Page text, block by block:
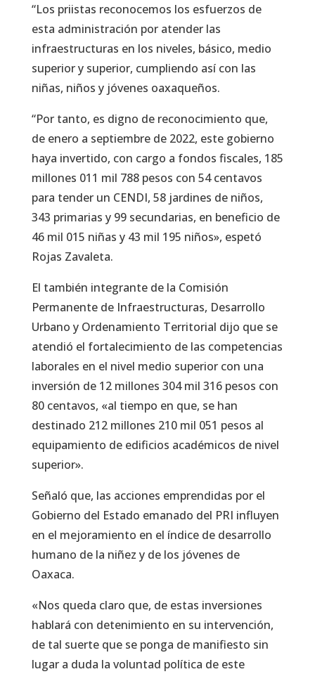
“Los priistas reconocemos los esfuerzos de
esta administración por atender las
infraestructuras en los niveles, básico, medio
superior y superior, cumpliendo así con las
niñas, niños y jóvenes oaxaqueños.
“Por tanto, es digno de reconocimiento que,
de enero a septiembre de 2022, este gobierno
haya invertido, con cargo a fondos fiscales, 185
millones 011 mil 788 pesos con 54 centavos
para tender un CENDI, 58 jardines de niños,
343 primarias y 99 secundarias, en beneficio de
46 mil 015 niñas y 43 mil 195 niños», espetó
Rojas Zavaleta.
El también integrante de la Comisión
Permanente de Infraestructuras, Desarrollo
Urbano y Ordenamiento Territorial dijo que se
atendió el fortalecimiento de las competencias
laborales en el nivel medio superior con una
inversión de 12 millones 304 mil 316 pesos con
80 centavos, «al tiempo en que, se han
destinado 212 millones 210 mil 051 pesos al
equipamiento de edificios académicos de nivel
superior».
Señaló que, las acciones emprendidas por el
Gobierno del Estado emanado del PRI influyen
en el mejoramiento en el índice de desarrollo
humano de la niñez y de los jóvenes de
Oaxaca.
«Nos queda claro que, de estas inversiones
hablará con detenimiento en su intervención,
de tal suerte que se ponga de manifiesto sin
lugar a duda la voluntad política de este